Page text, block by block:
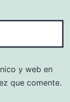
y web en
que comente.